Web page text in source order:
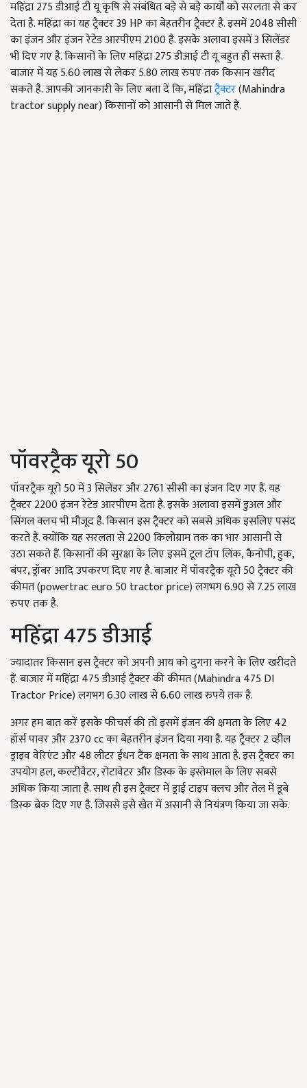
महिंद्रा 275 डीआई टी यू कृषि से संबंधित बड़े से बड़े कार्यों को सरलता से कर
देता है. महिंद्रा का यह ट्रैक्टर 39 HP का बेहतरीन ट्रैक्टर है. इसमें 2048 सीसी
का इंजन और इंजन रेटेड आरपीएम 2100 है. इसके अलावा इसमें 3 सिलेंडर
भी दिए गए है. किसानों के लिए महिंद्रा 275 डीआई टी यू बहुत ही सस्ता है.
बाजार में यह 5.60 लाख से लेकर 5.80 लाख रुपए तक किसान खरीद
सकते है. आपकी जानकारी के लिए बता दें कि, महिंद्राट्रैक्टर(Mahindra
tractor supply near) किसानों को आसानी से मिल जाते हैं.
पॉवरट्रैक यूरो 50
पॉवरट्रैक यूरो 50 में 3 सिलेंडर और 2761 सीसी का इंजन दिए गए हैं. यह
ट्रैक्टर 2200 इंजन रेटेड आरपीएम देता है. इसके अलावा इसमें डुअल और
सिंगल क्लच भी मौजूद है. किसान इस ट्रैक्टर को सबसे अधिक इसलिए पसंद
करते हैं. क्योंकि यह सरलता से 2200 किलोग्राम तक का भार आसानी से
उठा सकते हैं. किसानों की सुरक्षा के लिए इसमें टूल टॉप लिंक, कैनोपी, हुक,
बंपर, ड्रॉबर आदि उपकरण दिए गए है. बाजार में पॉवरट्रैक यूरो 50 ट्रैक्टर की
कीमत (powertrac euro 50 tractor price) लगभग 6.90 से 7.25 लाख
रुपए तक है.
महिंद्रा 475 डीआई
ज्यादातर किसान इस ट्रैक्टर को अपनी आय को दुगना करने के लिए खरीदते
हैं. बाजार में महिंद्रा 475 डीआई ट्रैक्टर की कीमत (Mahindra 475 DI
Tractor Price) लगभग 6.30 लाख से 6.60 लाख रुपये तक है.
अगर हम बात करें इसके फीचर्स की तो इसमें इंजन की क्षमता के लिए 42
हॉर्स पावर और 2370 cc का बेहतरीन इंजन दिया गया है. यह ट्रैक्टर 2 व्हील
ड्राइव वेरिएंट और 48 लीटर ईंधन टैंक क्षमता के साथ आता है. इस ट्रैक्टर का
उपयोग हल, कल्टीवेटर, रोटावेटर और डिस्क के इस्तेमाल के लिए सबसे
अधिक किया जाता है. साथ ही इस ट्रैक्टर में ड्राई टाइप क्लच और तेल में डूबे
डिस्क ब्रेक दिए गए है. जिससे इसे खेत में असानी से नियंत्रण किया जा सके.